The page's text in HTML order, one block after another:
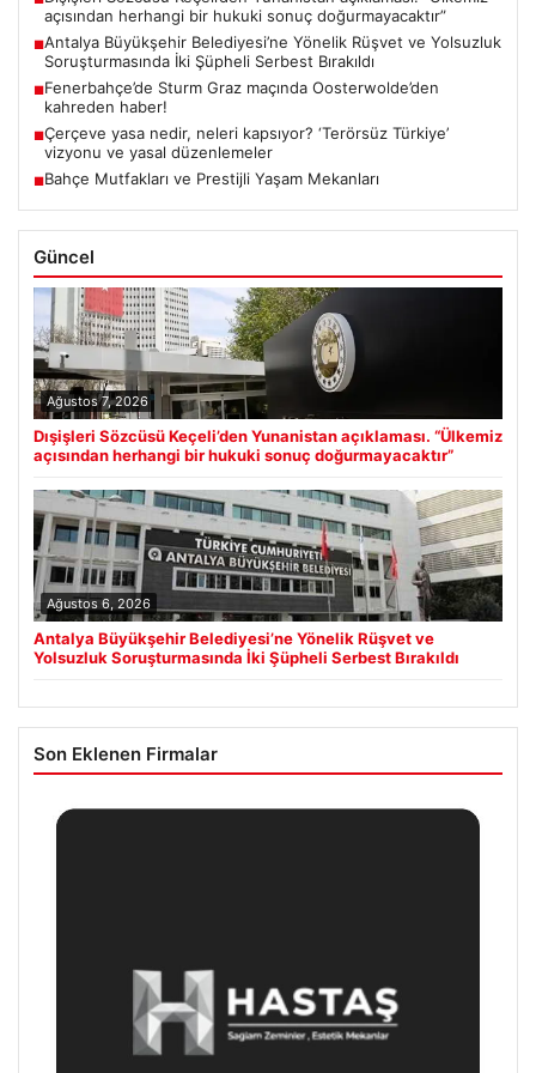
açısından herhangi bir hukuki sonuç doğurmayacaktır”
■Antalya Büyükşehir Belediyesi’ne Yönelik Rüşvet ve Yolsuzluk
Soruşturmasında İki Şüpheli Serbest Bırakıldı
■Fenerbahçe’de Sturm Graz maçında Oosterwolde’den
kahreden haber!
■Çerçeve yasa nedir, neleri kapsıyor? ‘Terörsüz Türkiye’
vizyonu ve yasal düzenlemeler
■Bahçe Mutfakları ve Prestijli Yaşam Mekanları
Güncel
Ağustos 7, 2026
Dışişleri Sözcüsü Keçeli’den Yunanistan açıklaması. “Ülkemiz
açısından herhangi bir hukuki sonuç doğurmayacaktır”
Ağustos 6, 2026
Antalya Büyükşehir Belediyesi’ne Yönelik Rüşvet ve
Yolsuzluk Soruşturmasında İki Şüpheli Serbest Bırakıldı
Son Eklenen Firmalar